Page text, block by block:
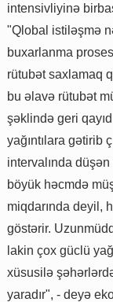
intensivliyinə
"Qlobal istiləşmə
buxarlanma
rütubət saxlamaq
bu əlavə rütubət
şəklində geri
yağıntılara gətirib
intervalında
böyük həcmdə
miqdarında deyil,
göstərir.
lakin çox güclü
xüsusilə
yaradır", - deyə